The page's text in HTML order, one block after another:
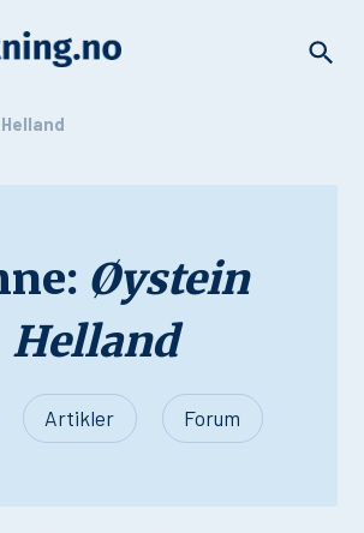
Øystein
Helland
Artikler Forum